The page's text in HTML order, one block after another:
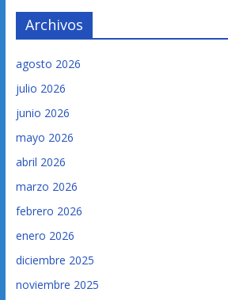
Archivos
agosto 2026
julio 2026
junio 2026
mayo 2026
abril 2026
marzo 2026
febrero 2026
enero 2026
diciembre 2025
noviembre 2025